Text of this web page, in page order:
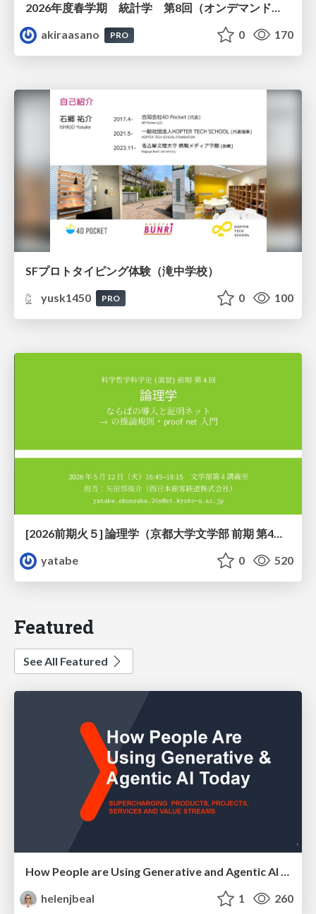
2026年度春学期 統計学 第8回（オンデマンド配信回） 演習（１）・問題に対する答案の書き方 (2026. 5. 21)
akiraasano
PRO 0 170
SFプロトタイピング体験（滝中学校）
yusk1450
PRO 0 100
[2026前期火５] 論理学（京都大学文学部 前期 第4回）「 ならば（→）の導入と証明ネット」
yatabe
0 520
Featured
See All Featured
How People are Using Generative and Agentic AI to Supercharge Their Products, Projects, Services and Value Streams Today
helenjbeal
1 260